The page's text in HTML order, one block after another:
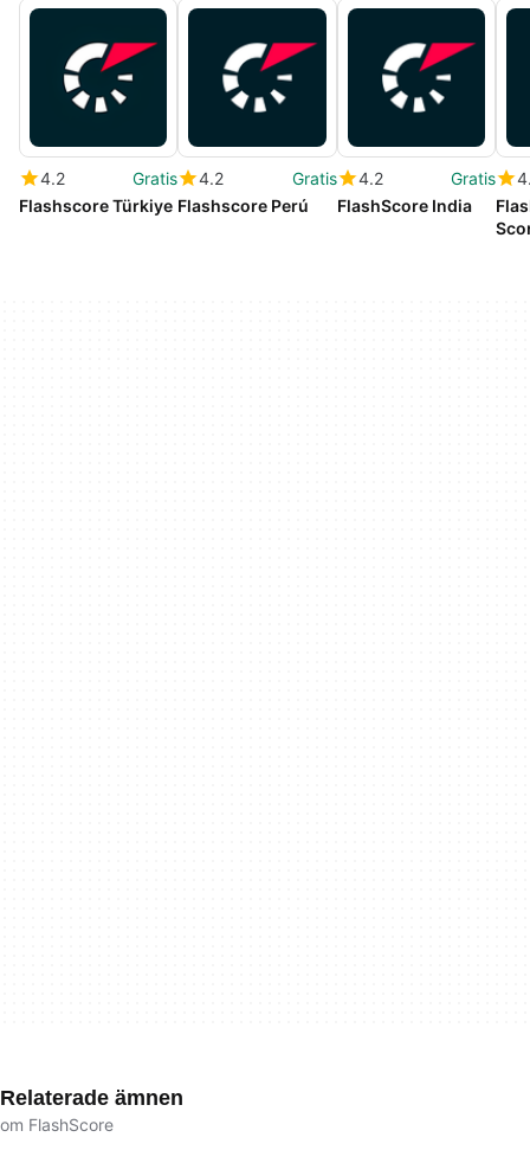
4.2
Gratis
Flashscore Türkiye
4.2
Gratis
Flashscore Perú
4.2
Gratis
FlashScore India
Relaterade ämnen
om FlashScore